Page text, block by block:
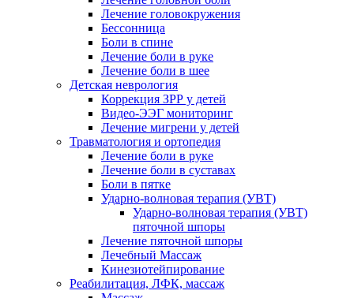
Лечение головокружения
Бессонница
Боли в спине
Лечение боли в руке
Лечение боли в шее
Детская неврология
Коррекция ЗРР у детей
Видео-ЭЭГ мониторинг
Лечение мигрени у детей
Травматология и ортопедия
Лечение боли в руке
Лечение боли в суставах
Боли в пятке
Ударно-волновая терапия (УВТ)
Ударно-волновая терапия (УВТ)
пяточной шпоры
Лечение пяточной шпоры
Лечебный Массаж
Кинезиотейпирование
Реабилитация, ЛФК, массаж